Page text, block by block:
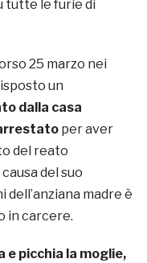
tutte le furie di
25 marzo nei
un
dalla casa
per aver
del reato
causa del suo
madre è
in carcere.
e picchia la moglie,